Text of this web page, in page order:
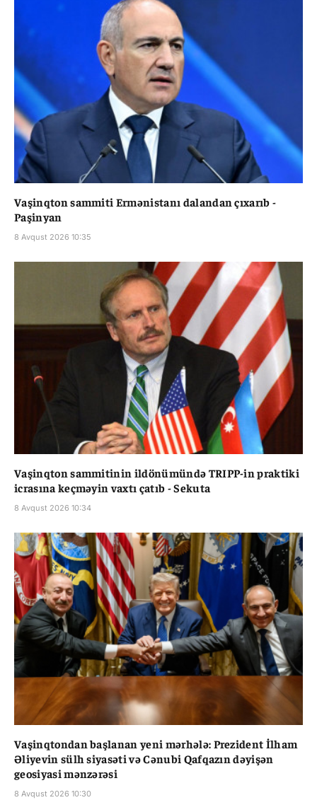
Vaşinqton sammiti Ermənistanı dalandan çıxarıb -
Paşinyan
8 Avqust 2026 10:35
Vaşinqton sammitinin ildönümündə TRIPP-in praktiki
icrasına keçməyin vaxtı çatıb - Sekuta
8 Avqust 2026 10:34
Vaşinqtondan başlanan yeni mərhələ: Prezident İlham
Əliyevin sülh siyasəti və Cənubi Qafqazın dəyişən
geosiyasi mənzərəsi
8 Avqust 2026 10:30